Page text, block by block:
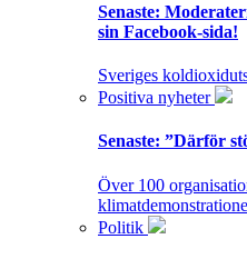
Senaste:
sin Facebook-sida!
Sveriges
Positiva nyheter
Senaste: ”Därför
Över 100
Politik